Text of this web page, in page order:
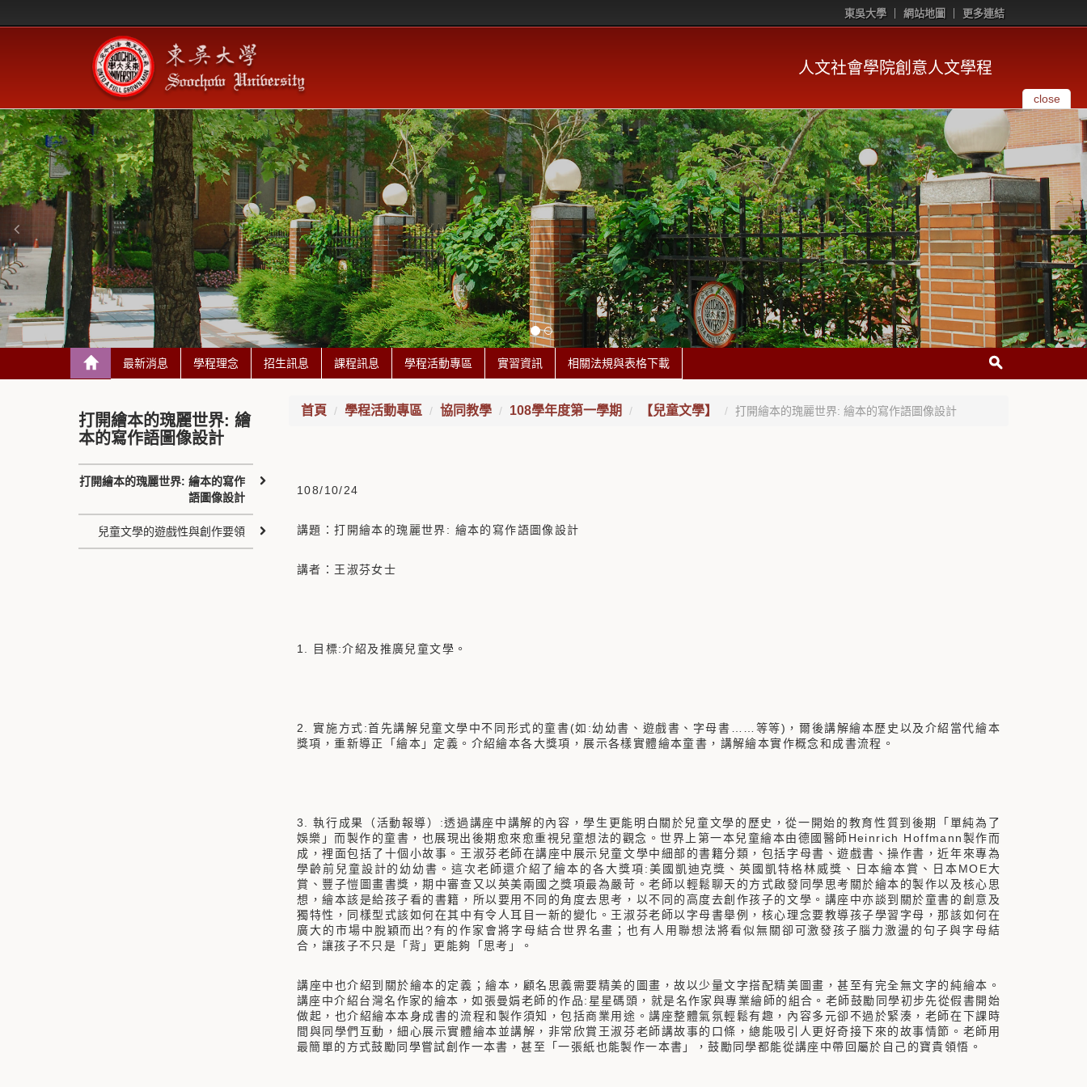
東吳大學 網站地圖 更多連結
人文社會學院創意人文學程
close
最新消息 學程理念 招生訊息 課程訊息 學程活動專區 實習資訊 相關法規與表格下載
首頁 學程活動專區 協同教學 108學年度第一學期 【兒童文學】 打開繪本的瑰麗世界: 繪本的寫作語圖像設計
108/10/24
講題：打開繪本的瑰麗世界: 繪本的寫作語圖像設計
講者：王淑芬女士
1. 目標:介紹及推廣兒童文學。
2. 實施方式:首先講解兒童文學中不同形式的童書(如:幼幼書、遊戲書、字母書……等等)，爾後講解繪本歷史以及介紹當代繪本
獎項，重新導正「繪本」定義。介紹繪本各大獎項，展示各樣實體繪本童書，講解繪本實作概念和成書流程。
3. 執行成果（活動報導）:透過講座中講解的內容，學生更能明白關於兒童文學的歷史，從一開始的教育性質到後期「單純為了
娛樂」而製作的童書，也展現出後期愈來愈重視兒童想法的觀念。世界上第一本兒童繪本由德國醫師Heinrich Hoffmann製作而
成，裡面包括了十個小故事。王淑芬老師在講座中展示兒童文學中細部的書籍分類，包括字母書、遊戲書、操作書，近年來專為
學齡前兒童設計的幼幼書。這次老師還介紹了繪本的各大獎項:美國凱迪克獎、英國凱特格林威獎、日本繪本賞、日本MOE大
賞、豐子愷圖畫書獎，期中審查又以英美兩國之獎項最為嚴苛。老師以輕鬆聊天的方式啟發同學思考關於繪本的製作以及核心思
想，繪本該是給孩子看的書籍，所以要用不同的角度去思考，以不同的高度去創作孩子的文學。講座中亦談到關於童書的創意及
獨特性，同樣型式該如何在其中有令人耳目一新的變化。王淑芬老師以字母書舉例，核心理念要教導孩子學習字母，那該如何在
廣大的市場中脫穎而出?有的作家會將字母結合世界名畫；也有人用聯想法將看似無關卻可激發孩子腦力激盪的句子與字母結
合，讓孩子不只是「背」更能夠「思考」。
講座中也介紹到關於繪本的定義；繪本，顧名思義需要精美的圖畫，故以少量文字搭配精美圖畫，甚至有完全無文字的純繪本。
講座中介紹台灣名作家的繪本，如張曼娟老師的作品:星星碼頭，就是名作家與專業繪師的組合。老師鼓勵同學初步先從假書開始
做起，也介紹繪本本身成書的流程和製作須知，包括商業用途。講座整體氣氛輕鬆有趣，內容多元卻不過於緊湊，老師在下課時
間與同學們互動，細心展示實體繪本並講解，非常欣賞王淑芬老師講故事的口條，總能吸引人更好奇接下來的故事情節。老師用
最簡單的方式鼓勵同學嘗試創作一本書，甚至「一張紙也能製作一本書」，鼓勵同學都能從講座中帶回屬於自己的寶貴領悟。
打開繪本的瑰麗世界: 繪
本的寫作語圖像設計
打開繪本的瑰麗世界: 繪本的寫作
語圖像設計
兒童文學的遊戲性與創作要領